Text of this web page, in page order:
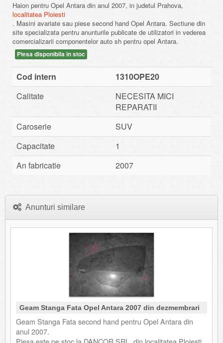
Haion pentru Opel Antara din anul 2007, in judetul Prahova,
localitatea Ploiesti
. Masini avariate sau piese second hand Opel Antara. Sectiune din
site specializata pentru anunturile publicate de utilizatori in vederea
comercializarii componentelor auto sh pentru opel Antara.
Piesa disponibila in stoc
Cod intern
1310OPE20
Calitate
NECESITA MICI
REPARATII
Caroserie
SUV
Capacitate
1
An fabricatie
2007
Anunturi similare
Geam Stanga Fata Opel Antara 2007 din dezmembrari
Geam Stanga Fata second hand pentru Opel Antara din
anul 2007.